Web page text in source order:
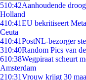
510:42Aanhoudende
Holland
410:41EU bekritiseert
Ceuta
410:41PostNL-bezorger
310:40Random Pics van
610:38Wegpiraat scheurt
Amsterdam
210:31Vrouw krijgt 30